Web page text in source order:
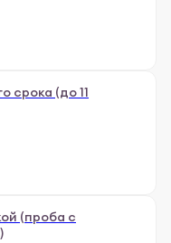
срока (до 11
(проба с